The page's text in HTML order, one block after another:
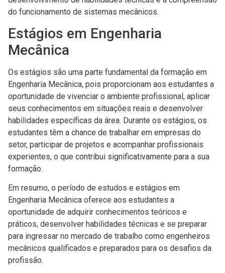
do funcionamento de sistemas mecânicos.
Estágios em Engenharia
Mecânica
Os estágios são uma parte fundamental da formação em
Engenharia Mecânica, pois proporcionam aos estudantes a
oportunidade de vivenciar o ambiente profissional, aplicar
seus conhecimentos em situações reais e desenvolver
habilidades específicas da área. Durante os estágios, os
estudantes têm a chance de trabalhar em empresas do
setor, participar de projetos e acompanhar profissionais
experientes, o que contribui significativamente para a sua
formação.
Em resumo, o período de estudos e estágios em
Engenharia Mecânica oferece aos estudantes a
oportunidade de adquirir conhecimentos teóricos e
práticos, desenvolver habilidades técnicas e se preparar
para ingressar no mercado de trabalho como engenheiros
mecânicos qualificados e preparados para os desafios da
profissão.